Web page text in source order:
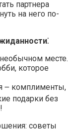
партнера
на него по-
месте.​
которое
౼ комплименты,
подарки без